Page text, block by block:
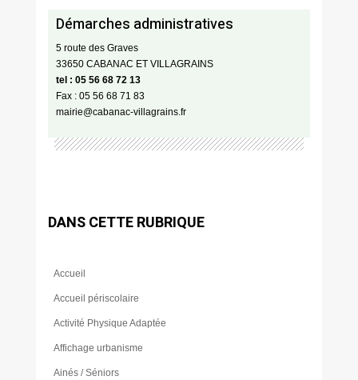
Démarches administratives
5 route des Graves
33650 CABANAC ET VILLAGRAINS
tel : 05 56 68 72 13
Fax : 05 56 68 71 83
mairie@cabanac-villagrains.fr
DANS CETTE RUBRIQUE
Accueil
Accueil périscolaire
Activité Physique Adaptée
Affichage urbanisme
Ainés / Séniors